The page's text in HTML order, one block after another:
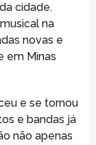
cidade.
na
novas e
em Minas
e se tornou
e bandas já
não apenas